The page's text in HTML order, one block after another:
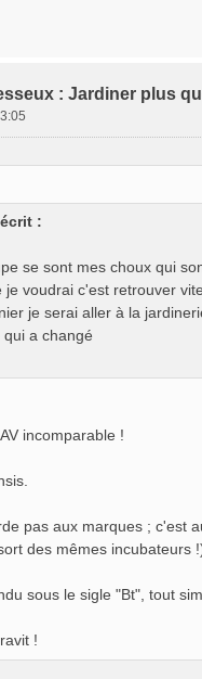
: Jardiner plus
:
se sont mes choux qui
je voudrai c'est retrouver
je serai aller à la
a changé
incomparable !
pas aux marques ; c'est
des mêmes incubateurs
sous le sigle "Bt", tout
!